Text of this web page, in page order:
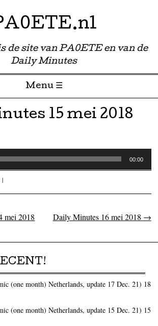
de site van PA0ETE en van de
Daily Minutes
Menu ☰
15 mei 2018
00:00
|
mei 2018 Daily Minutes 16 mei 2018 →
(one month) Netherlands, update 17 Dec. 21) 18
(one month) Netherlands, update 15 Dec. 21) 15